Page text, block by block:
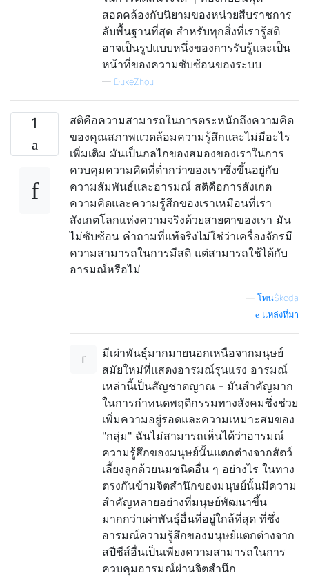
สอดคล้องกับนิยามของหน่วยสืบราชการ
ลับพื้นฐานที่สุด สำหรับทุกสิ่งที่เรารู้สติ
อาจเป็นรูปแบบหนึ่งของการรับรู้และเป็น
หน้าที่ของความซับซ้อนของระบบ
— DukeZhou
1
สติคือความสามารถในการตระหนักถึงความคิด
ของคุณสภาพแวดล้อมความรู้สึกและไม่มีอะไร
เพิ่มเติม มันเป็นกลไกของสมองของเราในการ
ควบคุมความคิดที่ต่ำกว่าของเราซึ่งขึ้นอยู่กับ
ความสัมพันธ์และอารมณ์ สติคือการสังเกต
ความคิดและความรู้สึกของเราเหมือนที่เรา
สังเกตโลกแห่งความจริงด้วยสายตาของเรา มัน
ไม่ซับซ้อน คำถามที่แท้จริงไม่ใช่ว่าเครื่องจักรมี
ความสามารถในการมีสติ แต่สามารถใช้ได้กับ
อารมณ์หรือไม่
โทนŠkoda
แหล่งที่มา
มีเผ่าพันธุ์มากมายนอกเหนือจากมนุษย์
สมัยใหม่ที่แสดงอารมณ์รุนแรง อารมณ์
เหล่านี้เป็นสัญชาตญาณ - มันสำคัญมาก
ในการกำหนดพฤติกรรมทางสังคมซึ่งช่วย
เพิ่มความอยู่รอดและความเหมาะสมของ
"กลุ่ม" ฉันไม่สามารถเห็นได้ว่าอารมณ์
ความรู้สึกของมนุษย์นั้นแตกต่างจากสัตว์
เลี้ยงลูกด้วยนมชนิดอื่น ๆ อย่างไร ในทาง
ตรงกันข้ามจิตสำนึกของมนุษย์นั้นมีความ
สำคัญหลายอย่างที่มนุษย์พัฒนาขึ้น
มากกว่าเผ่าพันธุ์อื่นที่อยู่ใกล้ที่สุด ที่ซึ่ง
อารมณ์ความรู้สึกของมนุษย์แตกต่างจาก
สปีชีส์อื่นเป็นเพียงความสามารถในการ
ควบคุมอารมณ์ผ่านจิตสำนึก